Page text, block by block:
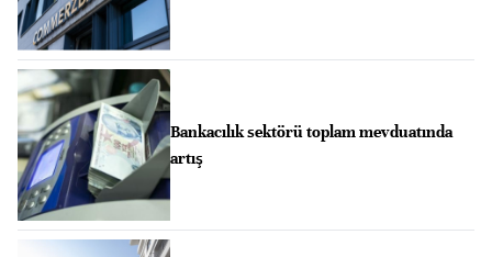
Bankacılık sektörü toplam mevduatında
artış